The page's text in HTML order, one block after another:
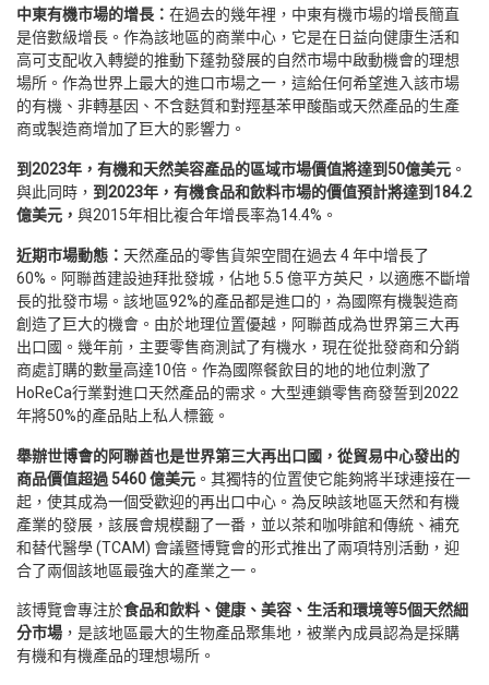
中東有機市場的增長： 在過去的幾年裡，中東有機市場的增長簡直
是倍數級增長。作為該地區的商業中心，它是在日益向健康生活和
高可支配收入轉變的推動下蓬勃發展的自然市場中啟動機會的理想
場所。作為世界上最大的進口市場之一，這給任何希望進入該市場
的有機、非轉基因、不含麩質和對羥基苯甲酸酯或天然產品的生產
商或製造商增加了巨大的影響力。
到2023年，有機和天然美容產品的區域市場價值將達到50億美元 。
與此同時， 到2023年，有機食品和飲料市場的價值預計將達到184.2
億美元， 與2015年相比複合年增長率為14.4%。
近期市場動態： 天然產品的零售貨架空間在過去 4 年中增長了
60%。阿聯酋建設迪拜批發城，佔地 5.5 億平方英尺，以適應不斷增
長的批發市場。該地區92%的產品都是進口的，為國際有機製造商
創造了巨大的機會。由於地理位置優越，阿聯酋成為世界第三大再
出口國。幾年前，主要零售商測試了有機水，現在從批發商和分銷
商處訂購的數量高達10倍。作為國際餐飲目的地的地位刺激了
HoReCa行業對進口天然產品的需求。大型連鎖零售商發誓到2022
年將50%的產品貼上私人標籤。
舉辦世博會的阿聯酋也是世界第三大再出口國，從貿易中心發出的
商品價值超過 5460億美元 。其獨特的位置使它能夠將半球連接在一
起，使其成為一個受歡迎的再出口中心。為反映該地區天然和有機
產業的發展，該展會規模翻了一番，並以茶和咖啡館和傳統、補充
和替代醫學 (TCAM) 會議暨博覽會的形式推出了兩項特別活動，迎
合了兩個該地區最強大的產業之一。
該博覽會專注於食品和飲料、健康、美容、生活和環境等5個天然細
分市場 ，是該地區最大的生物產品聚集地，被業內成員認為是採購
有機和有機產品的理想場所。